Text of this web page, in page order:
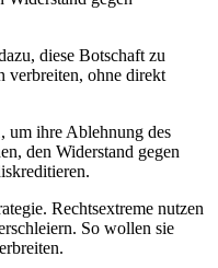
diese Botschaft zu
verbreiten, ohne direkt
um ihre Ablehnung des
den Widerstand gegen
Rechtsextreme nutzen
So wollen sie